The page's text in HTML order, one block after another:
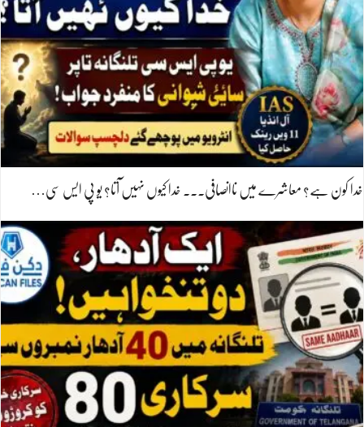
خدا کون ہے؟ معاشرے میں ناانصافی۔۔۔ خدا کیوں نہیں آتا؟ یو پی ایس سی…